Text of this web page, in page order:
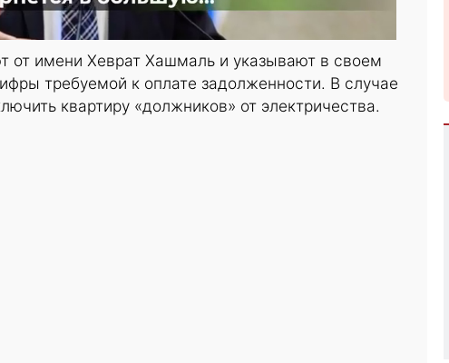
от имени Хеврат Хашмаль и указывают в своем
требуемой к оплате задолженности. В случае
квартиру «должников» от электричества.